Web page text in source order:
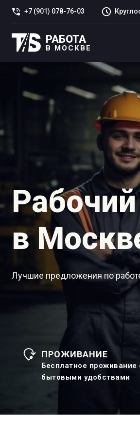
+7 (901) 078-76-03
РАБОТА
В МОСКВЕ
в
Лучшие предложения по
ПРОЖИВАНИЕ
Бесплатное проживание
бытовыми удобствами